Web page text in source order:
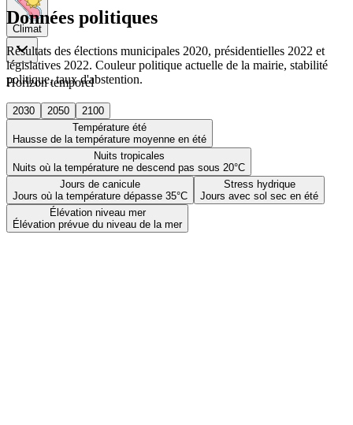
Climat
Horizon temporel
2030 2050
2100
Température été
Hausse de la température moyenne en été
Nuits tropicales
Nuits où la température ne descend pas sous 20°C
Jours de canicule
Jours où la température dépasse 35°C
Stress hydrique
Jours avec sol sec en été
Élévation niveau mer
Élévation prévue du niveau de la mer
Données politiques
Résultats des élections municipales 2020, présidentielles 2022 et
législatives 2022. Couleur politique actuelle de la mairie, stabilité
politique, taux d'abstention.